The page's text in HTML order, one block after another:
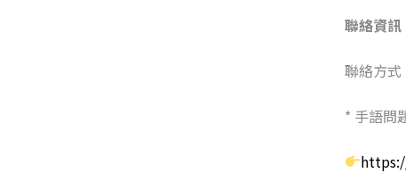
聯絡資訊
聯絡方式
* 手語問